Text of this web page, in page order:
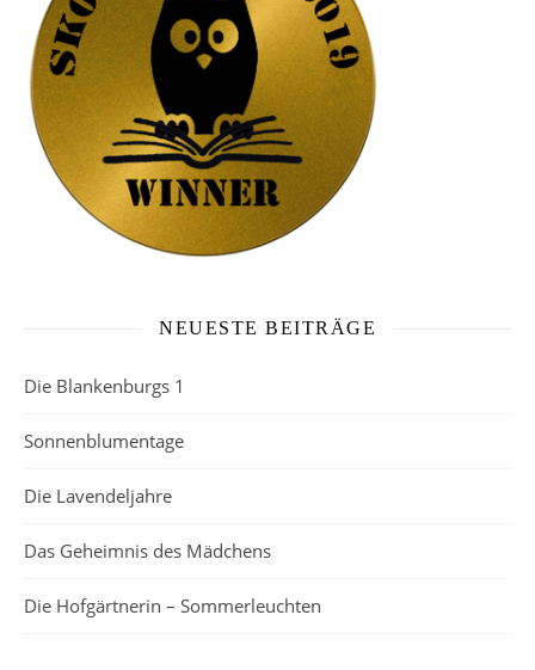
NEUESTE BEITRÄGE
Die Blankenburgs 1
Sonnenblumentage
Die Lavendeljahre
Das Geheimnis des Mädchens
Die Hofgärtnerin – Sommerleuchten